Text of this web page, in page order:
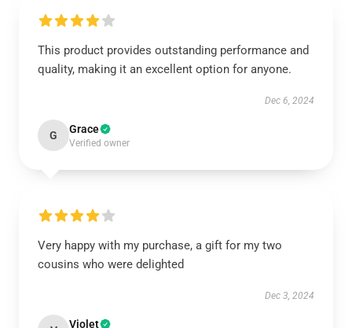
This product provides outstanding performance and
quality, making it an excellent option for anyone.
Dec 6, 2024
G Grace
Verified owner
Very happy with my purchase, a gift for my two
cousins who were delighted
Dec 3, 2024
Violet